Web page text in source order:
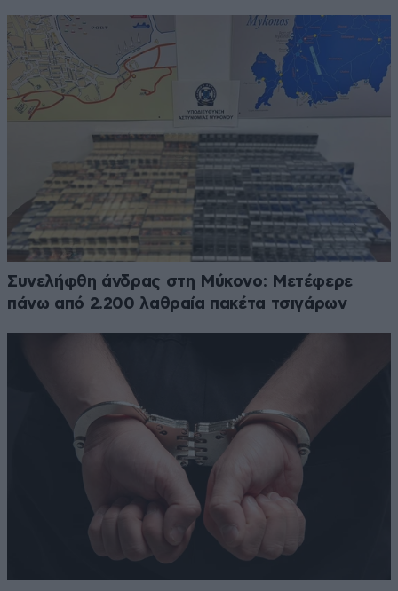
Συνελήφθη άνδρας στη Μύκονο: Μετέφερε
πάνω από 2.200 λαθραία πακέτα τσιγάρων